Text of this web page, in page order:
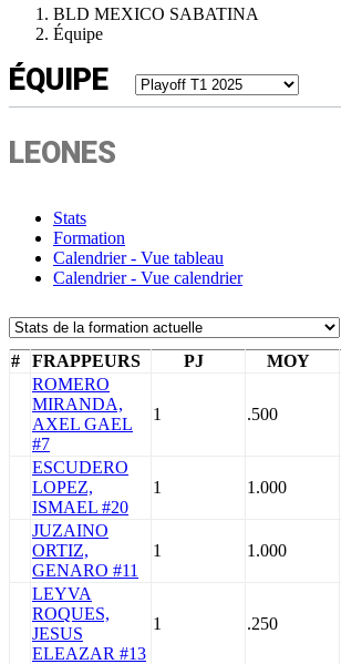
BLD MEXICO SABATINA
Équipe
ÉQUIPE
LEONES
Stats
Formation
Calendrier - Vue tableau
Calendrier - Vue calendrier
# FRAPPEURS PJ MOY
ROMERO
MIRANDA,
AXEL GAEL
#7
1 .500
ESCUDERO
LOPEZ,
ISMAEL #20
1 1.000
JUZAINO
ORTIZ,
GENARO #11
1 1.000
LEYVA
ROQUES,
JESUS
ELEAZAR #13
1 .250